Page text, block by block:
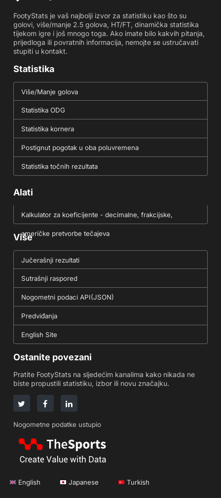
FootyStats je vaš najbolji izvor za statistiku kao što su
golovi, više/manje 2.5 golova, HT/FT, dinamička statistika
tijekom igre i još mnogo toga. Ako imate bilo kakvih pitanja,
prijedloga ili povratnih informacija, nemojte se ustručavati
stupiti u kontakt.
Statistika
Više/Manje golova
Statistika ODG
Statistika kornera
Postignut pogotak u oba poluvremena
Statistika točnih rezultata
Alati
Kalkulator za koeficijente - decimalne, frakcijske,
američke pretvorbe tečajeva
Više
Jučerašnji rezultati
Sutrašnji raspored
Nogometni podaci API(JSON)
Predviđanja
English Site
Ostanite povezani
Pratite FootyStats na sljedećim kanalima kako nikada ne
biste propustili statistiku, izbor ili novu značajku.
Nogometne podatke ustupio
English Japanese Turkish